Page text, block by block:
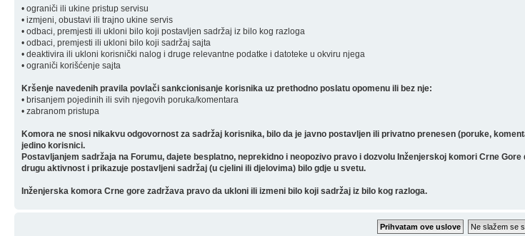
• ograniči ili ukine pristup servisu
• izmjeni, obustavi ili trajno ukine servis
• odbaci, premjesti ili ukloni bilo koji postavljen sadržaj iz bilo kog razloga
• odbaci, premjesti ili ukloni bilo koji sadržaj sajta
• deaktivira ili ukloni korisnički nalog i druge relevantne podatke i datoteke u okviru njega
• ograniči korišćenje sajta
Kršenje navedenih pravila povlači sankcionisanje korisnika uz prethodno poslatu opomenu ili bez nje:
• brisanjem pojedinih ili svih njegovih poruka/komentara
• zabranom pristupa
Komora ne snosi nikakvu odgovornost za sadržaj korisnika, bilo da je javno postavljen ili privatno prenesen (poruke,
jedino korisnici.
Postavljanjem sadržaja na Forumu, dajete besplatno, neprekidno i neopozivo pravo i dozvolu Inženjerskoj komori Crne
drugu aktivnost i prikazuje postavljeni sadržaj (u cjelini ili djelovima) bilo gdje u svetu.
Inženjerska komora Crne gore zadržava pravo da ukloni ili izmeni bilo koji sadržaj iz bilo kog razloga.